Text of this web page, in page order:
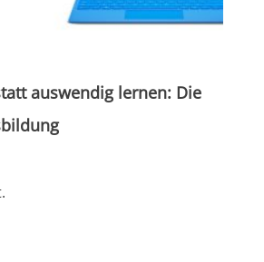
auswendig lernen: Die